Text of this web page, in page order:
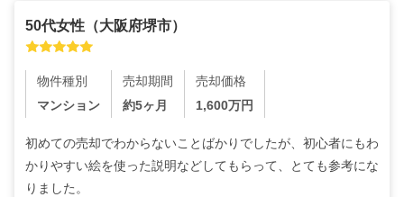
50代女性 （大阪府堺市）
物件種別
マンション
売却期間
約5ヶ月
売却価格
1,600万円
初めての売却でわからないことばかりでしたが、初心者にもわ
かりやすい絵を使った説明などしてもらって、とても参考にな
りました。